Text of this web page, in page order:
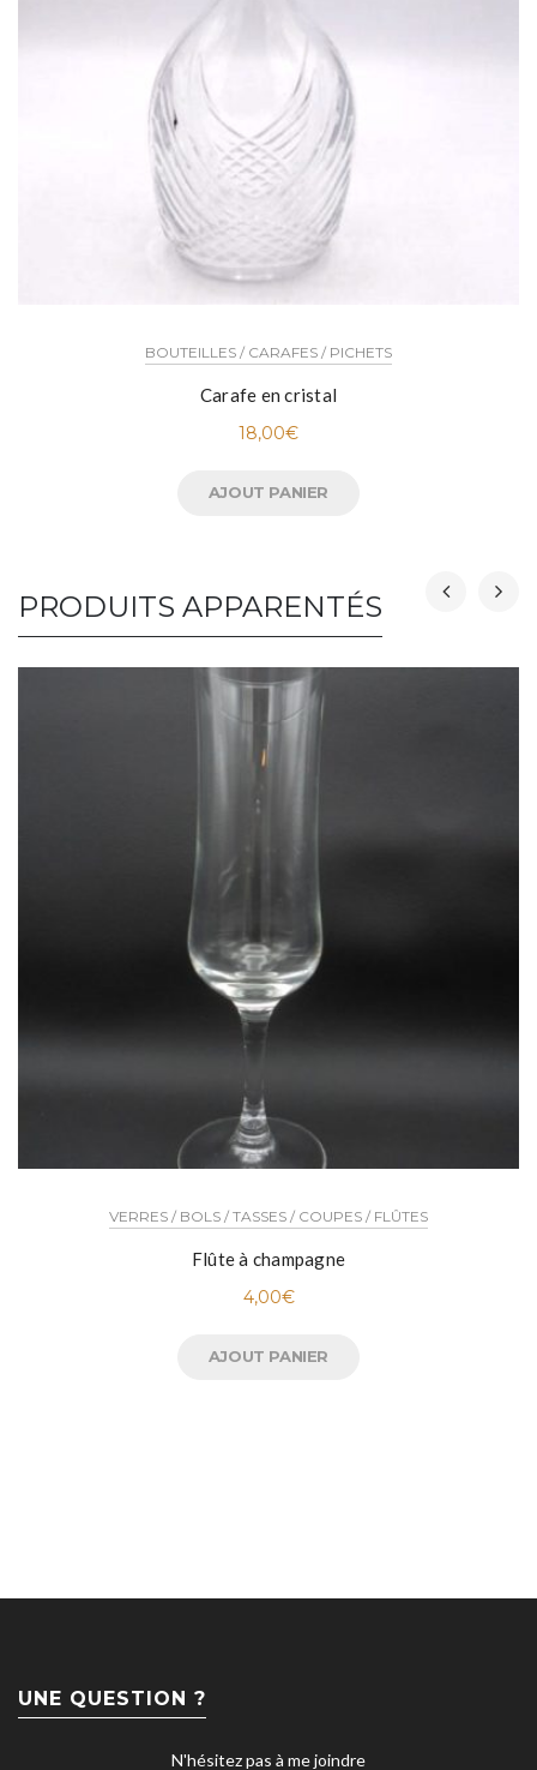
BOUTEILLES / CARAFES / PICHETS
Carafe en cristal
18,00€
AJOUT PANIER
PRODUITS APPARENTÉS
VERRES / BOLS / TASSES / COUPES / FLÛTES
Flûte à champagne
4,00€
AJOUT PANIER
UNE QUESTION ?
N'hésitez pas à me joindre